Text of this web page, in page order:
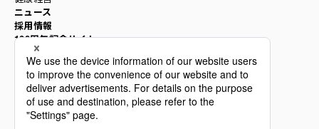
ニュース
採用情報
100周年記念サイト